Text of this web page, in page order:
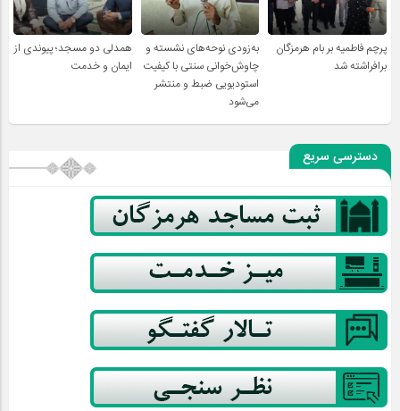
پرچم فاطمیه بر بام هرمزگان
برافراشته شد
به‌زودی نوحه‌های نشسته و
چاوش‌خوانی سنتی با کیفیت
استودیویی ضبط و منتشر
می‌شود
همدلی دو مسجد؛ پیوندی از
ایمان و خدمت
دسترسی سریع